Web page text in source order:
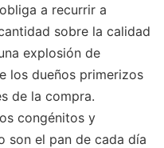
a recurrir a
sobre la calidad
explosión de
los dueños primerizos
de la compra.
congénitos y
son el pan de cada día